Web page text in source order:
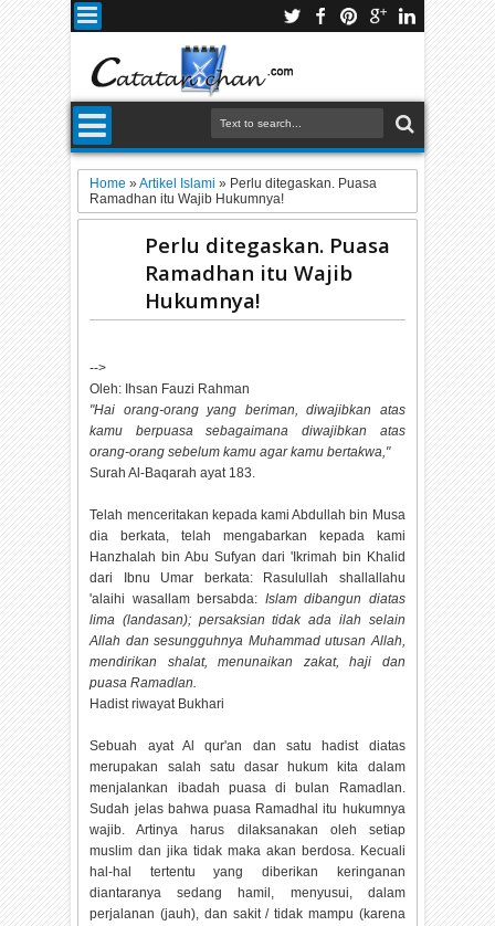
Home »Artikel Islami » Perlu ditegaskan. Puasa
Ramadhan itu Wajib Hukumnya!
Perlu ditegaskan. Puasa
Ramadhan itu Wajib
Hukumnya!
-->
Oleh: Ihsan Fauzi Rahman
"Hai orang-orang yang beriman, diwajibkan atas
kamu berpuasasebagaimana diwajibkan atas
orang-orang sebelum kamu agar kamu bertakwa,"
Surah Al-Baqarah ayat 183.
Telah menceritakan kepada kami Abdullah bin Musa
dia berkata, telah mengabarkan kepada kami
Hanzhalah bin Abu Sufyan dari 'Ikrimah bin Khalid
dari Ibnu Umar berkata: Rasulullah shallallahu
'alaihi wasallam bersabda: Islam dibangun diatas
lima (landasan); persaksian tidak ada ilah selain
Allah dan sesungguhnya Muhammad utusan Allah,
mendirikan shalat, menunaikan zakat, haji dan
puasa Ramadlan.
Hadist riwayat Bukhari
Sebuah ayat Al qur'an dan satu hadist diatas
merupakan salah satu dasar hukum kita dalam
menjalankan ibadah puasa di bulan Ramadlan.
Sudah jelas bahwa puasa Ramadhal itu hukumnya
wajib. Artinya harus dilaksanakan oleh setiap
muslim dan jika tidak maka akan berdosa. Kecuali
hal-hal tertentu yang diberikan keringanan
diantaranya sedang hamil, menyusui, dalam
perjalanan (jauh), dan sakit / tidak mampu (karena